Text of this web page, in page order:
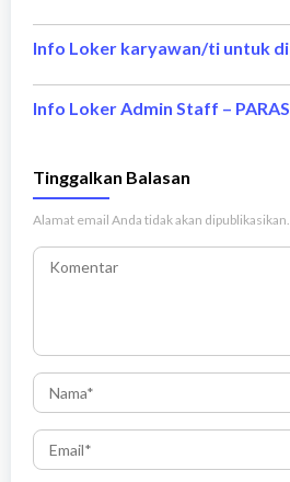
Tinggalkan Balasan
Alamat email Anda tidak akan dipublikasikan.